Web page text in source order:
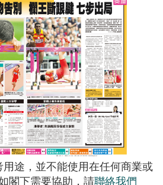
途，並不能使用在任何商業或
閣下需要協助，請聯絡我們